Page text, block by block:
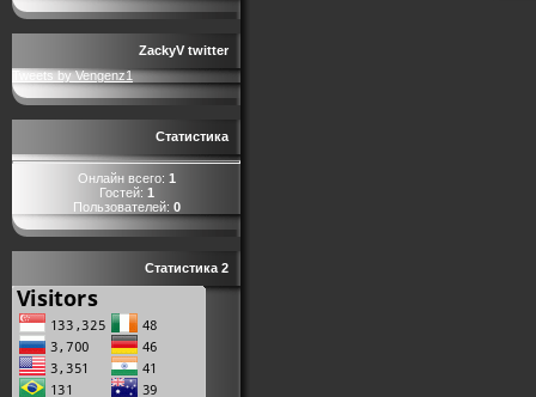
ZackyV twitter
Tweets by Vengenz1
Статистика
Онлайн всего: 1
Гостей: 1
Пользователей: 0
Статистика 2